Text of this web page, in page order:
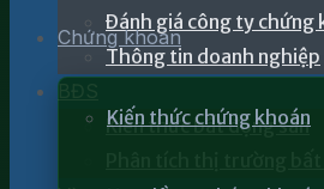
Chứng khoán
Kiến thức chứng khoán
Đánh giá công ty chứng
Thông tin doanh nghiệp
BĐS
Kiến thức bất động sản